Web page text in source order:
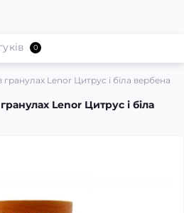
Lenor Цитрус і біла вербена
Lenor Цитрус і біла
0